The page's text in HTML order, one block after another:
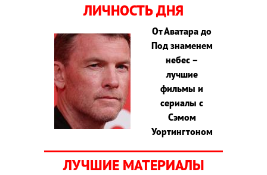
ЛИЧНОСТЬ ДНЯ
От Аватара до
Под знаменем
небес –
лучшие
фильмы и
сериалы с
Сэмом
Уортингтоном
ЛУЧШИЕ МАТЕРИАЛЫ